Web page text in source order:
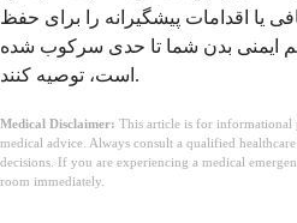
اقدامات پیشگیرانه را برای حفظ
ایمنی بدن شما تا حدی سرکوب شده
است، توصیه کنند.
Medical Disclaimer: This article is for informational
medical advice. Always consult a qualified
decisions. If you are experiencing a medical
room immediately.